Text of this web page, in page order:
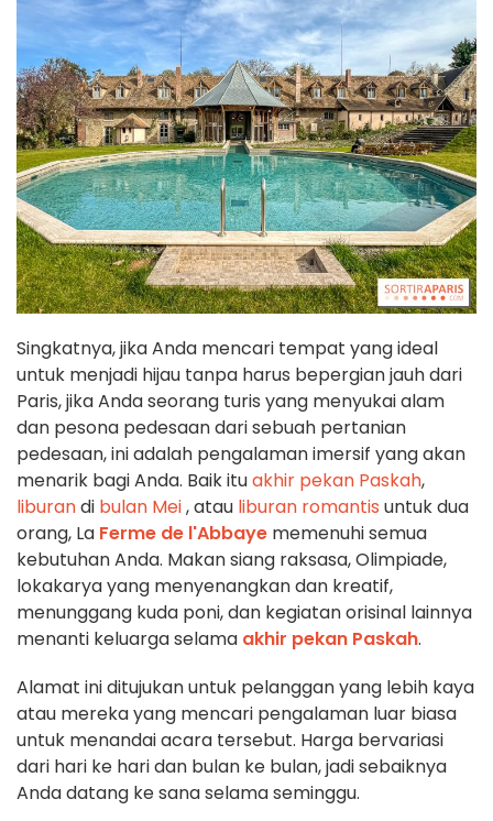
Singkatnya, jika Anda mencari tempat yang ideal
untuk menjadi hijau tanpa harus bepergian jauh dari
Paris, jika Anda seorang turis yang menyukai alam
dan pesona pedesaan dari sebuah pertanian
pedesaan, ini adalah pengalaman imersif yang akan
menarik bagi Anda. Baik ituakhir pekan Paskah,
liburandi bulan Mei, atau liburan romantis untuk dua
orang, La Ferme de l'Abbaye memenuhi semua
kebutuhan Anda. Makan siang raksasa, Olimpiade,
lokakarya yang menyenangkan dan kreatif,
menunggang kuda poni, dan kegiatan orisinal lainnya
menanti keluarga selama akhir pekan Paskah.
Alamat ini ditujukan untuk pelanggan yang lebih kaya
atau mereka yang mencari pengalaman luar biasa
untuk menandai acara tersebut. Harga bervariasi
dari hari ke hari dan bulan ke bulan, jadi sebaiknya
Anda datang ke sana selama seminggu.